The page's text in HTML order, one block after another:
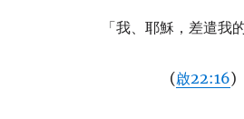
「我、耶穌，差遣我
(啟22:16)